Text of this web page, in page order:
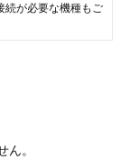
続が必要な機種もご
。